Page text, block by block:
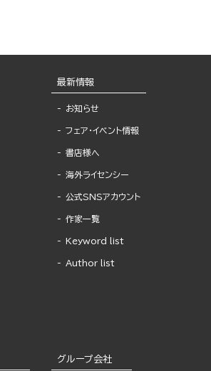
最新情報
お知らせ
フェア・イベント情報
書店様へ
海外ライセンシー
公式SNSアカウント
作家一覧
Keyword list
Author list
グループ会社